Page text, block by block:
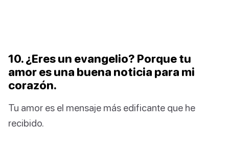
10. ¿Eres un evangelio? Porque tu
amor es una buena noticia para mi
corazón.
Tu amor es el mensaje más edificante que he
recibido.